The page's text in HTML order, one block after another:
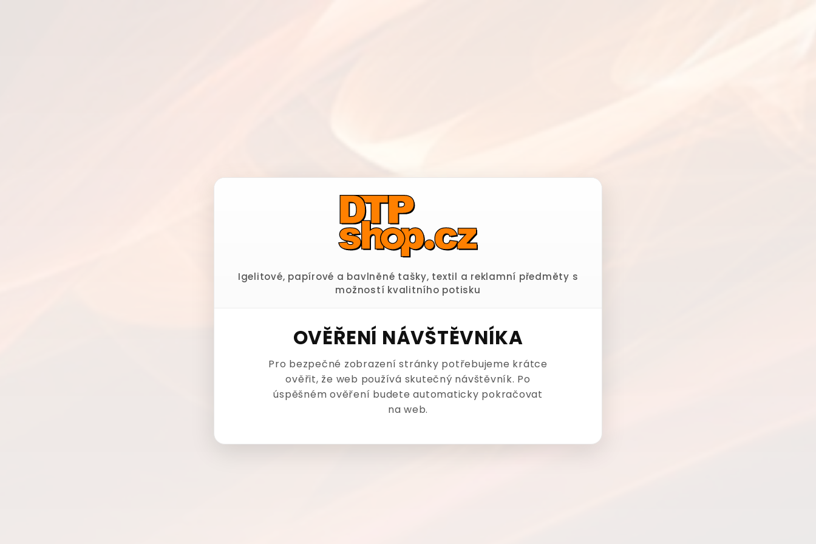
Igelitové, papírové a bavlněné tašky, textil a reklamní předměty s
možností kvalitního potisku
OVĚŘENÍ NÁVŠTĚVNÍKA
Pro bezpečné zobrazení stránky potřebujeme krátce
ověřit, že web používá skutečný návštěvník. Po
úspěšném ověření budete automaticky pokračovat
na web.